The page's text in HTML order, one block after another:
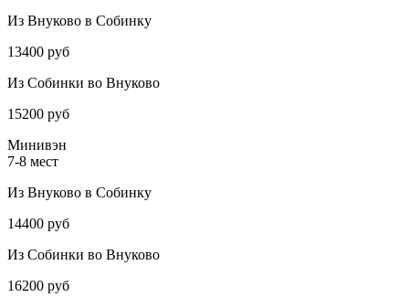
Из Внуково в Собинку
13400 руб
Из Собинки во Внуково
15200 руб
Минивэн
7-8 мест
Из Внуково в Собинку
14400 руб
Из Собинки во Внуково
16200 руб